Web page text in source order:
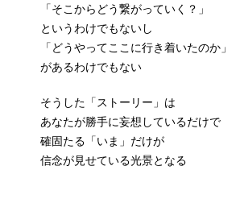
「そこからどう繋がっていく？」
というわけでもないし
「どうやってここに行き着いたのか」
があるわけでもない
そうした「ストーリー」は
あなたが勝手に妄想しているだけで
確固たる「いま」だけが
信念が見せている光景となる